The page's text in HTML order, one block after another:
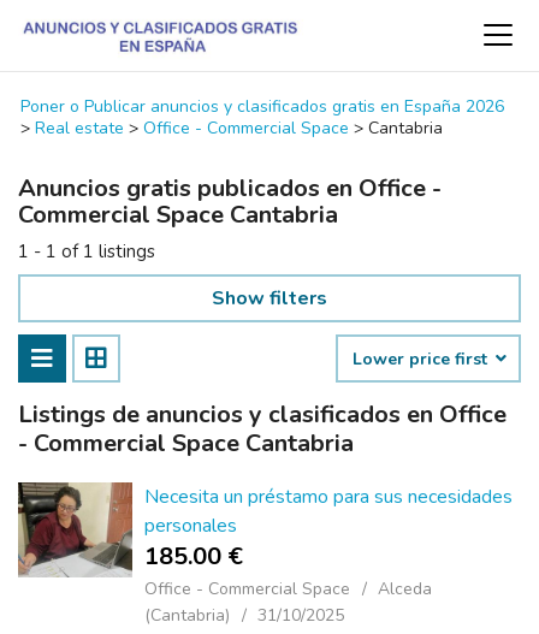
Poner o Publicar anuncios y clasificados gratis en España 2026
> Real estate > Office - Commercial Space > Cantabria
Anuncios gratis publicados en Office -
Commercial Space Cantabria
1 - 1 of 1 listings
Show filters
Lower price first
Listings de anuncios y clasificados en Office
- Commercial Space Cantabria
Necesita un préstamo para sus necesidades
personales
185.00 €
Office - Commercial Space
Alceda
(Cantabria)
31/10/2025